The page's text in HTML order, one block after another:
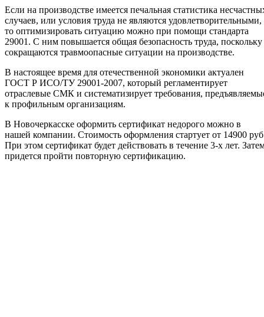
Если на производстве имеется печальная статистика
случаев, или условия труда не являются удовлетворительными,
то оптимизировать ситуацию можно при помощи стандарта
29001. С ним повышается общая безопасность труда, поскольку
сокращаются травмоопасные ситуации на производстве.
В настоящее время для отечественной экономики актуален
ГОСТ Р ИСО/ТУ 29001-2007, который регламентирует
отраслевые СМК и систематизирует требования,
к профильным организациям.
В Новочеркасске оформить сертификат недорого можно в
нашей компании. Стоимость оформления стартует от 14900
При этом сертификат будет действовать в течение 3-х лет.
придется пройти повторную сертификацию.